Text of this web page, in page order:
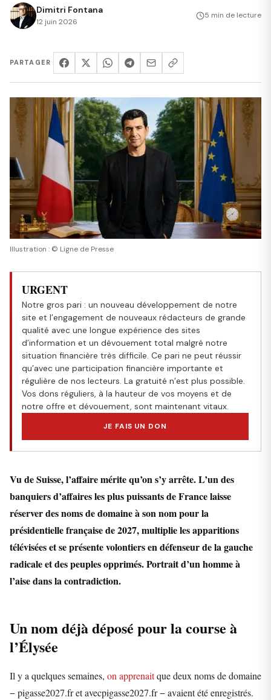
Dimitri Fontana
12 juin 2026
5 min de lecture
PARTAGER
Illustration : © Ligne de Presse
URGENT
Notre gros pari : un nouveau développement de notre
site et l’engagement de nouveaux rédacteurs de grande
qualité avec une longue expérience des sites
d’information et un dévouement total malgré notre
situation financière très difficile. Ce pari ne peut réussir
qu’avec une participation financière importante et
régulière de nos lecteurs. La gratuité n’est plus possible.
Vos dons réguliers, à la hauteur de vos moyens et de
notre offre et dévouement, sont maintenant vitaux.
JE FAIS UN DON
Vu de Suisse, l’affaire mérite qu’on s’y arrête. L’un des
banquiers d’affaires les plus puissants de France laisse
réserver des noms de domaine à son nom pour la
présidentielle française de 2027, multiplie les apparitions
télévisées et se présente volontiers en défenseur de la gauche
radicale et des peuples opprimés. Portrait d’un homme à
l’aise dans la contradiction.
Un nom déjà déposé pour la course à
l’Élysée
Il y a quelques semaines, on apprenaitque deux noms de domaine
− pigasse2027.fr et avecpigasse2027.fr − avaient été enregistrés.